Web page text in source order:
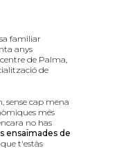
familiar
anys
de Palma,
de
sense cap mena
més
no has
ensaïmades de
que t'estàs